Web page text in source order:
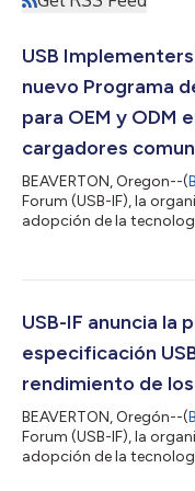
USB
nuevo Programa
para OEM y ODM
cargadores
BEAVERTON, Oregon--(
Forum (USB-IF), la
adopción de la
diseñada para ayudar a
los requisitos básicos
comunes de la Unión
USB-IF anuncia la
especificación
rendimiento de los
BEAVERTON, Oregón--(
Forum (USB-IF), la
adopción de la